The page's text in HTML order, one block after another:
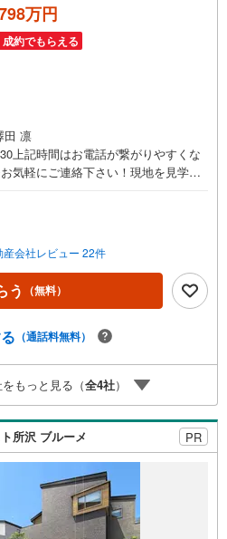
万円
成約でもらえる
田 凛
上記時間はお電話が繋がりやすくな
気軽にご連絡下さい！現地を見学さ
いただけますとスムーズにご案内が
1.ご見学、ご来店後にアンケート記
のQUOカードプレゼント（1組様1回
開の物件情報をご紹介3.不動産ご購
発電システムご検討中のお客様、ご紹
ード3、000円分プレゼント更にご紹介
いさせて頂きます！詳しくはスタッ
チャイルドスペース、授乳室、ベビ
ファミリーに優しい『あったら良い
ルク用浄水サーバー、紙おむつ、ア
部屋、各ブースモニター等
産会社レビュー 22件
う （無料）
（通話料無料）
もっと見る（全4社）
所沢 ブルーメ PR